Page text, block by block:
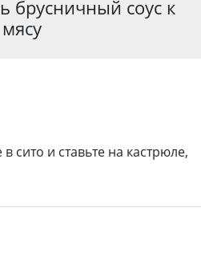
брусничный соус к
мясу
сито и ставьте на кастрюле,